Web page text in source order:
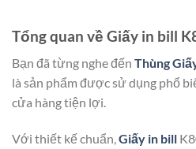
Tổng quan về Giấy in bill
Bạn đã từng nghe đến Thùng
là sản phẩm được sử dụng phổ
cửa hàng tiện lợi.
Với thiết kế chuẩn,Giấy in bill